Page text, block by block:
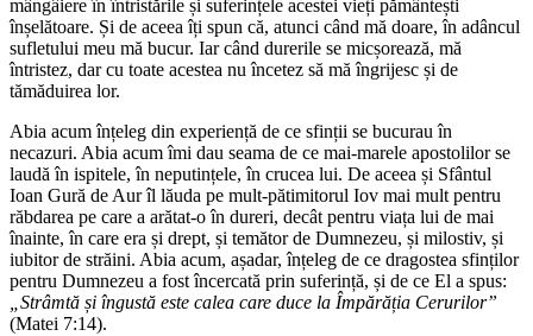
mângâiere în întristările și suferințele acestei vieți pământești
înșelătoare. Și de aceea îți spun că, atunci când mă doare, în adâncul
sufletului meu mă bucur. Iar când durerile se micșorează, mă
întristez, dar cu toate acestea nu încetez să mă îngrijesc și de
tămăduirea lor.
Abia acum înțeleg din experiență de ce sfinții se bucurau în
necazuri. Abia acum îmi dau seama de ce mai-marele apostolilor se
laudă în ispitele, în neputințele, în crucea lui. De aceea și Sfântul
Ioan Gură de Aur îl lăuda pe mult-pătimitorul Iov mai mult pentru
răbdarea pe care a arătat-o în dureri, decât pentru viața lui de mai
înainte, în care era și drept, și temător de Dumnezeu, și milostiv, și
iubitor de străini. Abia acum, așadar, înțeleg de ce dragostea sfinților
pentru Dumnezeu a fost încercată prin suferință, și de ce El a spus:
„Strâmtă și îngustă este calea care duce la Împărăția Cerurilor”
(Matei 7:14).